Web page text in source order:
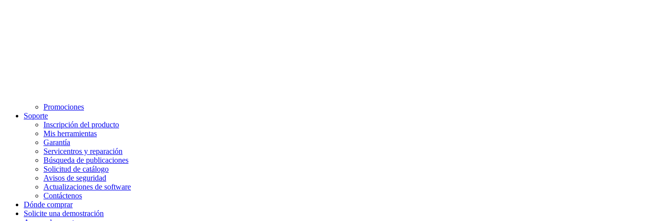
Promociones
Soporte
Inscripción del producto
Mis herramientas
Garantía
Servicentros y reparación
Búsqueda de publicaciones
Solicitud de catálogo
Avisos de seguridad
Actualizaciones de software
Contáctenos
Dónde comprar
Solicite una demostración